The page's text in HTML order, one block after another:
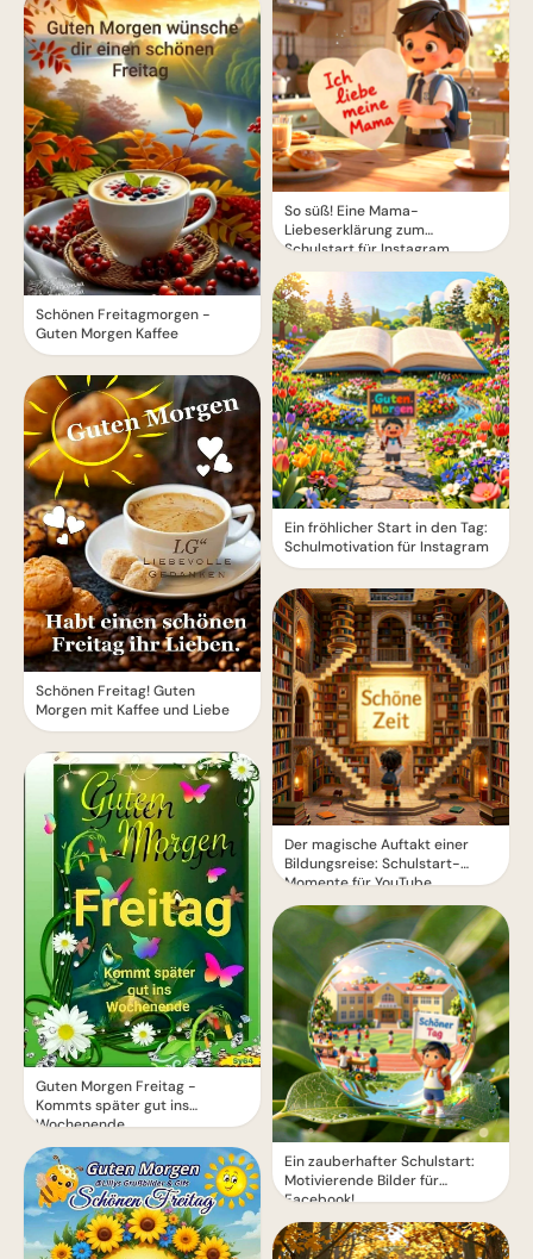
Schönen Freitagmorgen -
Guten Morgen Kaffee
Schönen Freitag! Guten
Morgen mit Kaffee und Liebe
Guten Morgen Freitag -
Kommts später gut ins
Wochenende
So süß! Eine Mama-
Liebeserklärung zum
Schulstart für Instagram
Ein fröhlicher Start in den Tag:
Schulmotivation für Instagram
Der magische Auftakt einer
Bildungsreise: Schulstart-
Momente für YouTube
Ein zauberhafter Schulstart:
Motivierende Bilder für
Facebook!